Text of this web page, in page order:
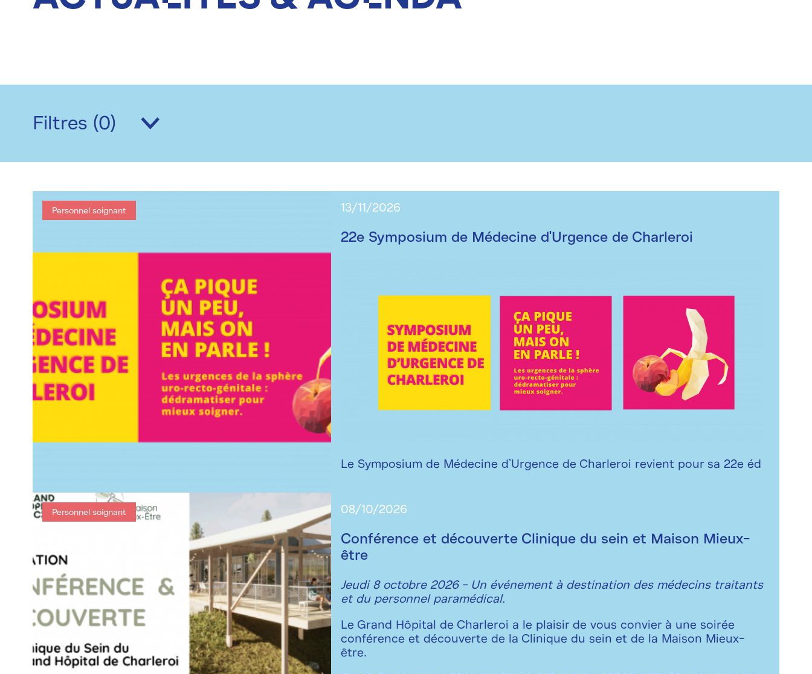
Filtres (0)
Personnel soignant 13/11/2026
22e Symposium de Médecine d'Urgence de Charleroi
Le Symposium de Médecine d’Urgence de Charleroi revient pour sa 22e éd
Personnel soignant 08/10/2026
Conférence et découverte Clinique du sein et Maison Mieux-
être
Jeudi 8 octobre 2026 - Un événement à destination des médecins traitants
et du personnel paramédical.
Le Grand Hôpital de Charleroi a le plaisir de vous convier à une soirée
conférence et découverte de la Clinique du sein et de la Maison Mieux-
être.